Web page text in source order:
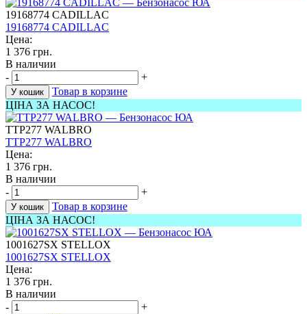
19168774 CADILLAC
19168774 CADILLAC
Цена:
1 376 грн.
В наличии
-
+
У кошик
Товар в корзине
ЦІНА ЗА НАСОС!
TTP277 WALBRO
TTP277 WALBRO
Цена:
1 376 грн.
В наличии
-
+
У кошик
Товар в корзине
ЦІНА ЗА НАСОС!
1001627SX STELLOX
1001627SX STELLOX
Цена:
1 376 грн.
В наличии
-
+